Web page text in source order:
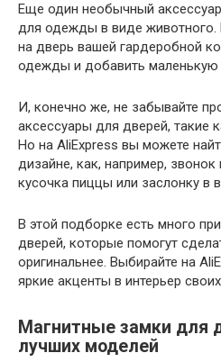
Еще один необычный
для одежды в виде животного.
на дверь вашей гардеробной
одежды и добавить маленькую
И, конечно же, не забывайте
аксессуары для дверей, такие
Но на AliExpress вы можете
дизайне, как, например,
кусочка пиццы или заслонку в
В этой подборке есть много
дверей, которые помогут
оригинальнее. Выбирайте на
яркие акценты в интерьер
Магнитные замки для
лучших моделей